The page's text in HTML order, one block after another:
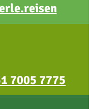
7005 7775